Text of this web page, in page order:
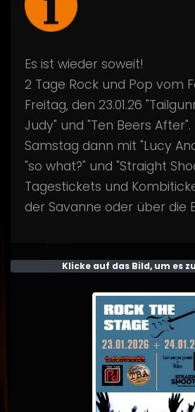
Es ist wieder soweit!
2 Tage Rock und Pop vom
Freitag, den 23.01.26
Judy" und "Ten Beers After".
Samstag dann mit "Lucy
"so what?" und "Straight
Tagestickets und
der Savanne oder über die
Klicke auf das Bild, um es